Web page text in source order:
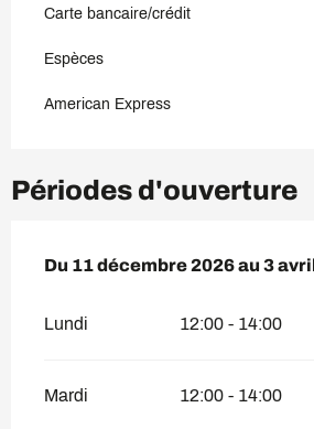
Carte bancaire/crédit
Espèces
American Express
Périodes d'ouverture
Du 11 décembre 2026au 3
Du 11 décembre 2026au 3
Lundi 12:00 - 14:00
Mardi 12:00 - 14:00